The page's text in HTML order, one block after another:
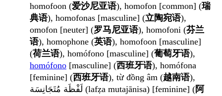
homofoon (爱沙尼亚语), homofon [common] (瑞
典语), homofonas [masculine] (立陶宛语),
omofon [neuter] (罗马尼亚语), homofoni (芬兰
语), homophone (英语), homofoon [masculine]
(荷兰语), homófono [masculine] (葡萄牙语),
homófono [masculine] (西班牙语), homófona
[feminine] (西班牙语), từ đồng âm (越南语),
لَفْظَة مُتَجَانِسَة (lafẓa mutajānisa) [feminine] (阿